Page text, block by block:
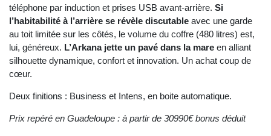
téléphone par induction et prises USB avant-arrière. Si
l’habitabilité à l’arrière se révèle discutable avec une garde
au toit limitée sur les côtés, le volume du coffre (480 litres) est,
lui, généreux. L’Arkana jette un pavé dans la mare en alliant
silhouette dynamique, confort et innovation. Un achat coup de
cœur.
Deux finitions : Business et Intens, en boite automatique.
Prix repéré en Guadeloupe : à partir de 30990€ bonus déduit